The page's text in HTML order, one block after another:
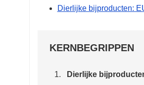
Dierlijke bijproducten:
KERNBEGRIPPEN
Dierlijke